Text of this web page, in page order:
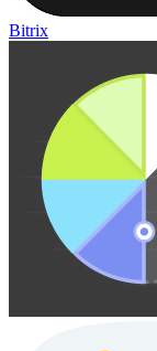
Bitrix